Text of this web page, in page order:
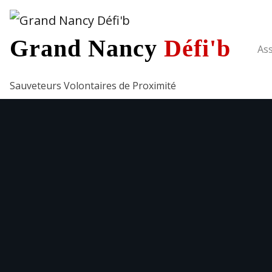
Grand Nancy Défi'b
Sauveteurs Volontaires de Proximité